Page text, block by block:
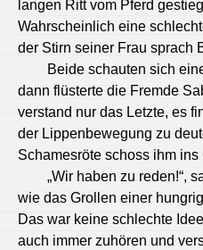
langen Ritt vom Pferd
Wahrscheinlich eine
der Stirn seiner Frau sprach
Beide schauten sich
dann flüsterte die Fremde
verstand nur das Letzte, es
der Lippenbewegung zu
Schamesröte schoss ihm ins
„Wir haben zu reden!“,
wie das Grollen einer
Das war keine schlechte
auch immer zuhören und